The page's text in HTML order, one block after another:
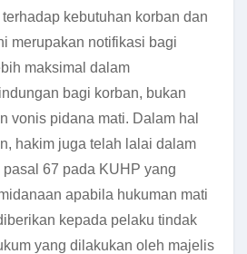
kebutuhan korban dan
merupakan notifikasi bagi
maksimal dalam
bagi korban, bukan
vonis pidana mati. Dalam hal
hakim juga telah lalai dalam
67 pada KUHP yang
apabila hukuman mati
kepada pelaku tindak
yang dilakukan oleh majelis